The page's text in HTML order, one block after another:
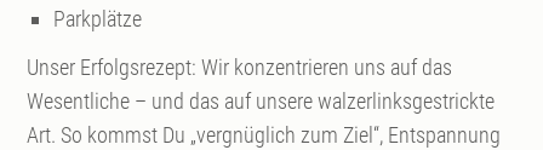
Parkplätze
Unser Erfolgsrezept: Wir konzentrieren uns auf das
Wesentliche – und das auf unsere walzerlinksgestrickte
Art. So kommst Du „vergnüglich zum Ziel“, Entspannung